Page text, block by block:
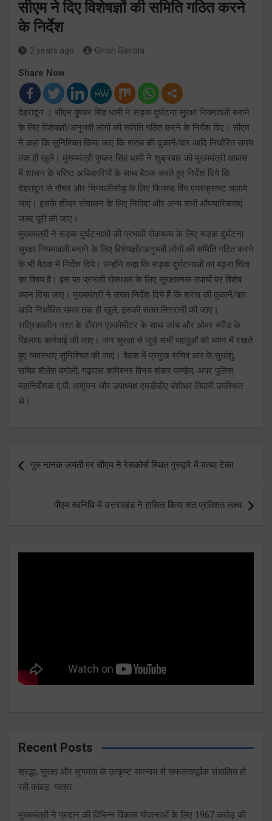
सीएम ने दिए विशेषज्ञों की समिति गठित करने
के निर्देश
2 years ago Girish Gairola
Share Now
देहरादून । सीएम पुष्कर सिंह धामी ने सड़क दुर्घटना सुरक्षा नियमावली बनाने
के लिए विशेषज्ञों/अनुभवी लोगों की समिति गठित करने के निर्देश दिए। सीएम
ने कहा कि सुनिश्चित किया जाए कि शराब की दुकानें/बार आदि निर्धारित समय
तक ही खुलें। मुख्यमंत्री पुष्कर सिंह धामी ने शुक्रवार को मुख्यमंत्री आवास
में शासन के वरिष्ठ अधिकारियों के साथ बैठक करते हुए निर्देश दिये कि
देहरादून से गौचर और चिन्यालीसौड़ के लिए फिक्स्ड विंग एयरक्राफ्ट चलाये
जाएं। इसके शीघ्र संचालन के लिए निविदा और अन्य सभी औपचारिकताएं
जल्द पूरी की जाए।
मुख्यमंत्री ने सड़क दुर्घटनाओं की प्रभावी रोकथाम के लिए सड़क दुर्घटना
सुरक्षा नियमावली बनाने के लिए विशेषज्ञों/अनुभवी लोगों की समिति गठित करने
के भी बैठक में निर्देश दिये। उन्होंने कहा कि सड़क दुर्घटनाओं का बढ़ना चिंता
का विषय है। इस पर प्रभावी रोकथाम के लिए सुरक्षात्मक उपायों पर विशेष
ध्यान दिया जाए। मुख्यमंत्री ने सख्त निर्देश दिये हैं कि शराब की दुकानें/बार
आदि निर्धारित समय तक ही खुलें, इसकी सतत निगरानी की जाए।
रात्रिकालीन गश्त के दौरान एल्कोमीटर के साथ जांच और ओवर स्पीड के
खिलाफ कार्रवाई की जाए। जन सुरक्षा से जुड़े सभी पहलुओं को ध्यान में रखते
हुए व्यवस्थाएं सुनिश्चित की जाए। बैठक में प्रमुख सचिव आर.के.सुधांशु,
सचिव शैलेश बगोली, गढ़वाल कमिश्नर विनय शंकर पाण्डेय, अपर पुलिस
महानिर्देशक ए.पी. अशुंमन और उपाध्यक्ष एमडीडीए बंशीधर तिवारी उपस्थित
थे।
navigation
गुरु नानक जयंती पर सीएम ने रेसकोर्स स्थित गुरुद्वारे में मत्था टेका
पीएम स्वनिधि में उत्तराखंड ने हासिल किया शत प्रतिशत लक्ष्य
Recent Posts
श्रद्धा, सुरक्षा और सुगमता के उत्कृष्ट समन्वय से सफलतापूर्वक संचालित हो
रही कांवड़ यात्रा
मुख्यमंत्री ने प्रदान की विभिन्न विकास योजनाओं के लिए 1967 करोड़ की